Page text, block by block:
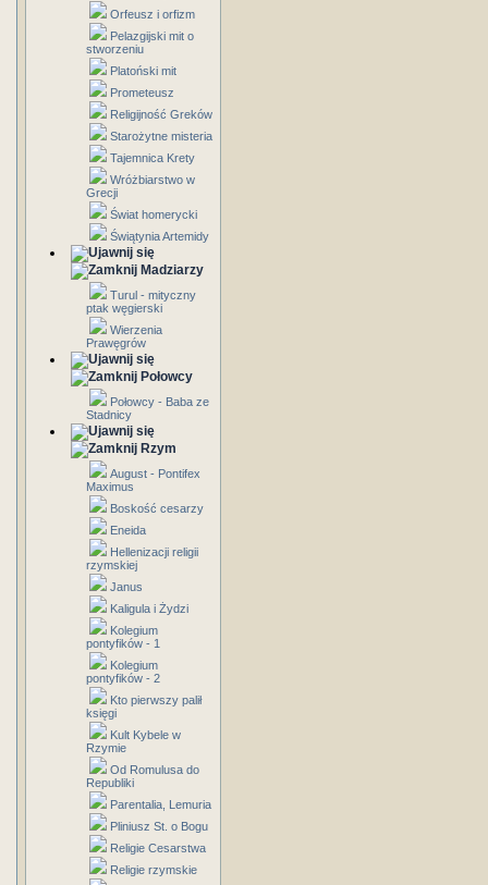
Orfeusz i orfizm
Pelazgijski mit o
stworzeniu
Platoński mit
Prometeusz
Religijność Greków
Starożytne misteria
Tajemnica Krety
Wróżbiarstwo w
Grecji
Świat homerycki
Świątynia Artemidy
Madziarzy
Turul - mityczny
ptak węgierski
Wierzenia
Prawęgrów
Połowcy
Połowcy - Baba ze
Stadnicy
Rzym
August - Pontifex
Maximus
Boskość cesarzy
Eneida
Hellenizacji religii
rzymskiej
Janus
Kaligula i Żydzi
Kolegium
pontyfików - 1
Kolegium
pontyfików - 2
Kto pierwszy palił
księgi
Kult Kybele w
Rzymie
Od Romulusa do
Republiki
Parentalia, Lemuria
Pliniusz St. o Bogu
Religie Cesarstwa
Religie rzymskie